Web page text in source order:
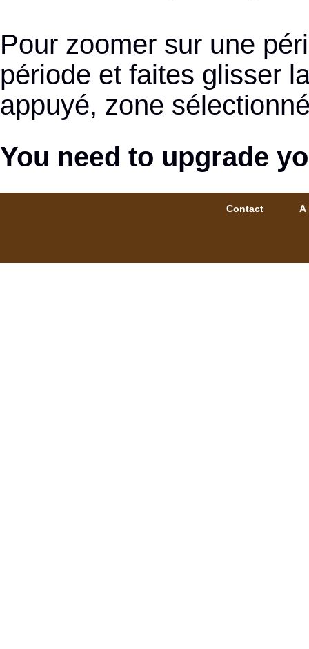
Pour zoomer sur une
période et faites glisser
appuyé, zone
You need to upgrade
Contact A